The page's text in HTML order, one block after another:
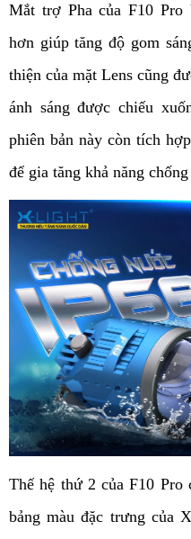
Mắt trợ Pha của F10
hơn giúp tăng độ gom
thiện của mặt Lens cũng
ánh sáng được chiếu
phiên bản này còn tích
để gia tăng khả năng
Thế hệ thứ 2 của F10 Pro
bảng màu đặc trưng của